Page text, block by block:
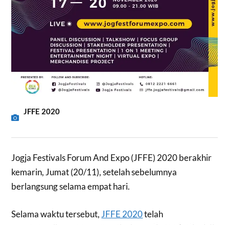
JFFE 2020
Jogja Festivals Forum And Expo (JFFE) 2020 berakhir
kemarin, Jumat (20/11), setelah sebelumnya
berlangsung selama empat hari.
Selama waktu tersebut, JFFE 2020telah